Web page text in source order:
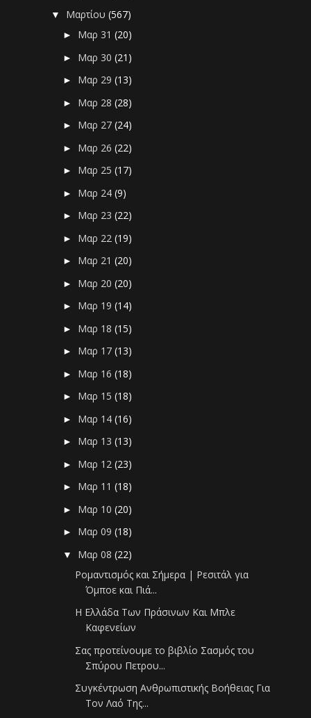
▼ Μαρτίου(567)
► Μαρ 31(20)
► Μαρ 30(21)
► Μαρ 29(13)
► Μαρ 28(28)
► Μαρ 27(24)
► Μαρ 26(22)
► Μαρ 25(17)
► Μαρ 24(9)
► Μαρ 23(22)
► Μαρ 22(19)
► Μαρ 21(20)
► Μαρ 20(20)
► Μαρ 19(14)
► Μαρ 18(15)
► Μαρ 17(13)
► Μαρ 16(18)
► Μαρ 15(18)
► Μαρ 14(16)
► Μαρ 13(13)
► Μαρ 12(23)
► Μαρ 11(18)
► Μαρ 10(20)
► Μαρ 09(18)
▼ Μαρ 08(22)
Ρομαντισμός και Σήμερα | Ρεσιτάλ για
Όμποε και Πιά...
Η Ελλάδα Των Πράσινων Και Μπλε
Καφενείων
Σας προτείνουμε το βιβλίο Σασμός του
Σπύρου Πετρου...
Συγκέντρωση Ανθρωπιστικής Βοήθειας Για
Τον Λαό Της...